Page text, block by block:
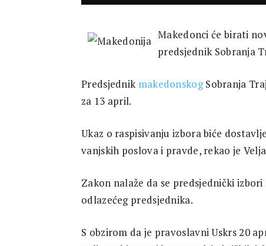
Justice
Makedonci će birati
predsjednik Sobranja
PredsjednikmakedonskogSobranja
za 13 april.
Ukaz o raspisivanju izbora biće
vanjskih poslova i pravde, rekao je
Zakon nalaže da se predsjednički
odlazećeg predsjednika.
S obzirom da je pravoslavni Uskrs 20